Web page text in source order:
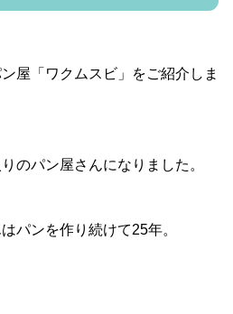
屋「ワクムスビ」をご紹介しま
のパン屋さんになりました。
パンを作り続けて25年。